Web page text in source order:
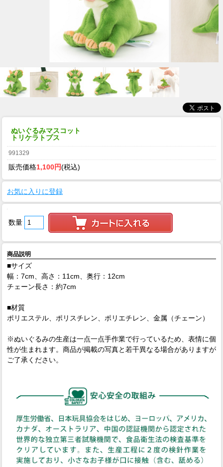
ぬいぐるみマスコット
トリケラトプス
991329
販売価格1,100円(税込)
お気に入りに登録
数量
商品説明
■サイズ
幅：7cm、高さ：11cm、奥行：12cm
チェーン長さ：約7cm
■材質
ポリエステル、ポリスチレン、ポリエチレン、金属（チェーン）
※ぬいぐるみの生産は一点一点手作業で行っているため、表情に個
性が生まれます。商品が掲載の写真と若干異なる場合がありますが
ご了承ください。